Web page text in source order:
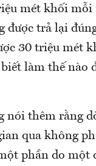
mét khối mỗi
được trả lại
30 triệu mét
làm thế nào
nói thêm rằng
qua không
phần do một